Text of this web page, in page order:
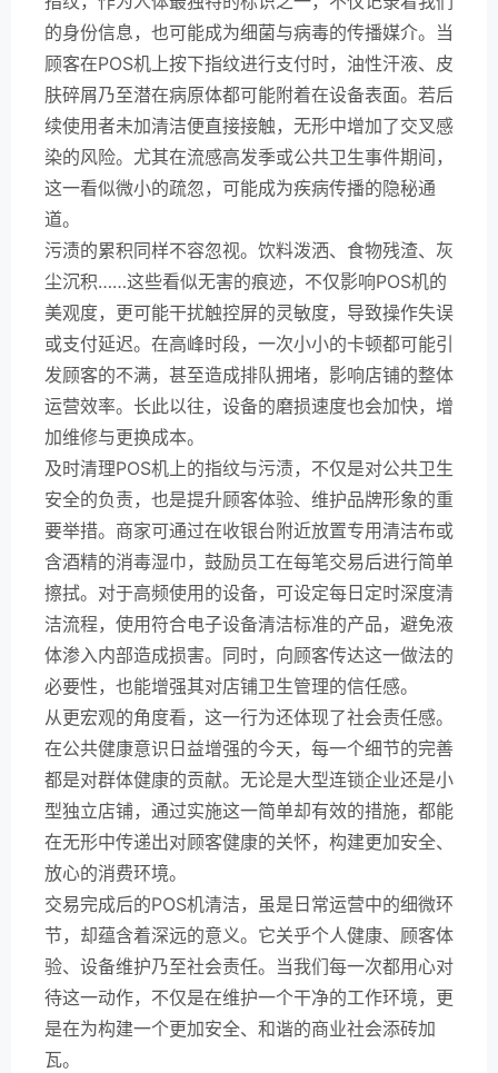
的身份信息，也可能成为细菌与病毒的传播媒介。当
顾客在POS机上按下指纹进行支付时，油性汗液、皮
肤碎屑乃至潜在病原体都可能附着在设备表面。若后
续使用者未加清洁便直接接触，无形中增加了交叉感
染的风险。尤其在流感高发季或公共卫生事件期间，
这一看似微小的疏忽，可能成为疾病传播的隐秘通
道。
污渍的累积同样不容忽视。饮料泼洒、食物残渣、灰
尘沉积……这些看似无害的痕迹，不仅影响POS机的
美观度，更可能干扰触控屏的灵敏度，导致操作失误
或支付延迟。在高峰时段，一次小小的卡顿都可能引
发顾客的不满，甚至造成排队拥堵，影响店铺的整体
运营效率。长此以往，设备的磨损速度也会加快，增
加维修与更换成本。
及时清理POS机上的指纹与污渍，不仅是对公共卫生
安全的负责，也是提升顾客体验、维护品牌形象的重
要举措。商家可通过在收银台附近放置专用清洁布或
含酒精的消毒湿巾，鼓励员工在每笔交易后进行简单
擦拭。对于高频使用的设备，可设定每日定时深度清
洁流程，使用符合电子设备清洁标准的产品，避免液
体渗入内部造成损害。同时，向顾客传达这一做法的
必要性，也能增强其对店铺卫生管理的信任感。
从更宏观的角度看，这一行为还体现了社会责任感。
在公共健康意识日益增强的今天，每一个细节的完善
都是对群体健康的贡献。无论是大型连锁企业还是小
型独立店铺，通过实施这一简单却有效的措施，都能
在无形中传递出对顾客健康的关怀，构建更加安全、
放心的消费环境。
交易完成后的POS机清洁，虽是日常运营中的细微环
节，却蕴含着深远的意义。它关乎个人健康、顾客体
验、设备维护乃至社会责任。当我们每一次都用心对
待这一动作，不仅是在维护一个干净的工作环境，更
是在为构建一个更加安全、和谐的商业社会添砖加
瓦。